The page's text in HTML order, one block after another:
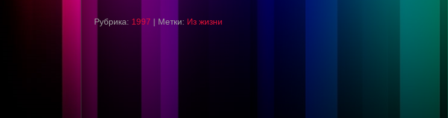
Рубрика: 1997 | Метки: Из жизни